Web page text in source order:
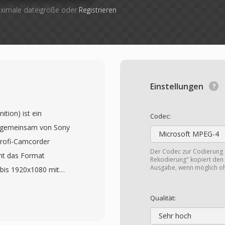
dateigröße oder Registrieren
Einstellungen
Codec:
Microsoft MPEG-4
Der Codec zur
Rekodierung" kopiert
Ausgabe, wenn möglich
Qualität:
Sehr hoch
ist ein
von Sony
Camcorder
das Format
1920x1080 mit